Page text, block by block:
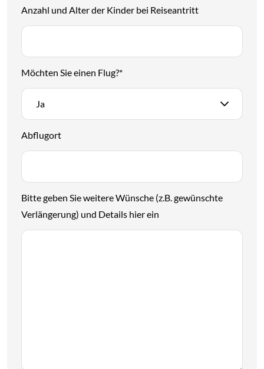
Anzahl und Alter der Kinder bei Reiseantritt
Möchten Sie einen Flug?*
Ja
Abflugort
Bitte geben Sie weitere Wünsche (z.B. gewünschte
Verlängerung) und Details hier ein